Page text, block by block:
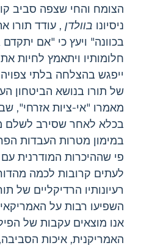
הצומח והחי שצפה סביב
ניסיונו בוולדן , עודד תורו
בכוונה" ויעץ כי "אם
חלומותיו ויתאמץ לחיות
ייפגש בהצלחה בלתי
של תורו בנושא הביטחון
מאמרו "אי-ציות אזרחי",
בכלא לאחר שסירב לשלם
במימון מטרות העבדות
פי שההיכרות המודרנית
לעתים קרובות לכמה
רעיונותיו הרדיקליים של
השפיעו רבות על
אנו מוצאים עקבות של
האמריקנית, איכות